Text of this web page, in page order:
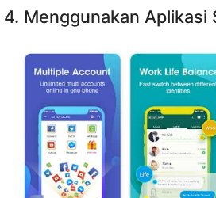
4. Menggunakan Aplikasi